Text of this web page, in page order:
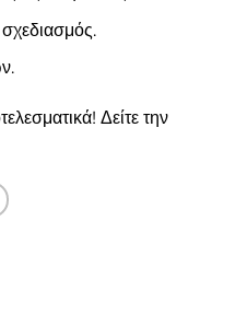
Δείτε την